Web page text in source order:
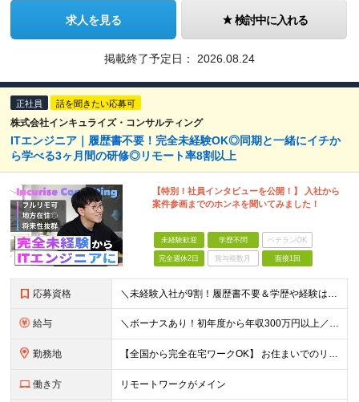
求人を見る 検討中に入れる
掲載終了予定日： 2026.08.24
正社員 話を聞きたい応募可
株式会社インキュライズ・コンサルティング
ITエンジニア｜履歴書不要！完全未経験OK◎同期と一緒にイチか
ら学べる3ヶ月間の研修◎リモート率8割以上
【特別！社員インタビューを公開！】 入社から
案件参画までのホンネを聞いてみました！
未経験歓迎 学歴不問 ベテランOK
完全週休2日 賞与複数月 面接1回
応募資格 ＼未経験入社が9割！履歴書不要＆学歴や経験は一切不問★意欲や人柄を重視／ 「経験も知識もゼロだけど、やってみたい」 ……そんな想いがあれば、ITの知識が全くない未経験の方でも大歓迎。 当社も全力でス
給与 ＼ボーナスあり！初年度から年収300万円以上／ ■月給24万2,200円～35万円＋賞与＋各種手当 ※経験・年齢・能力等を考慮し決定いたします。 ※上記金額には固定残業代（月30時間分、46,000
勤務地 【全国から完全在宅ワークOK】 お住まいでのリモートワーク、または首都圏（東京・神奈川・埼玉・千葉）・大阪のプロジェクト先での勤務となります。 ※転勤はありません。 ※現在は80％以上が在宅勤務での
働き方 リモートワークがメイン